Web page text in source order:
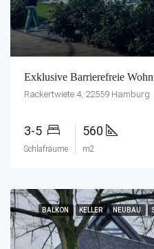
Exklusive Barrierefreie
Rackertwiete 4, 22559 Hamburg
3-5
Schlafräume
560
m2
BALKON KELLER NEUBAU